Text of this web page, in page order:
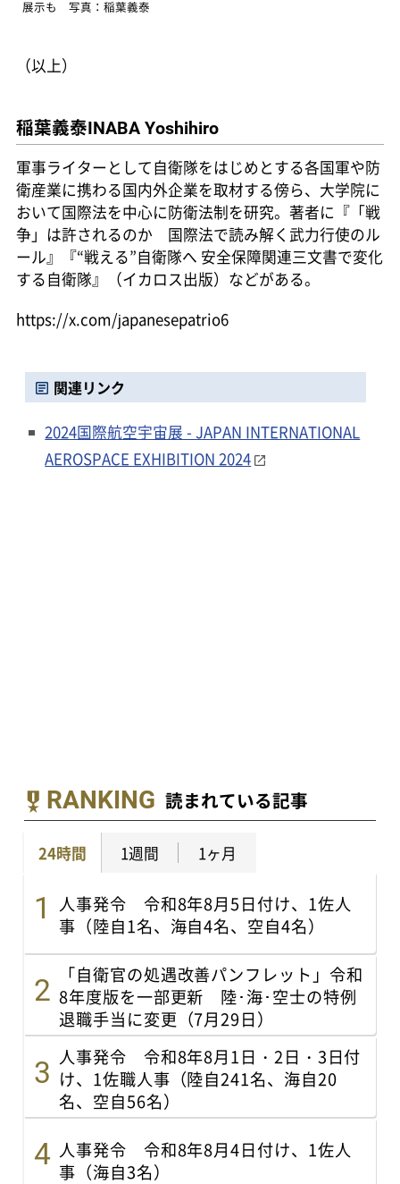
展示も 写真：稲葉義泰
（以上）
稲葉義泰INABA Yoshihiro
軍事ライターとして自衛隊をはじめとする各国軍や防
衛産業に携わる国内外企業を取材する傍ら、大学院に
おいて国際法を中心に防衛法制を研究。著者に『「戦
争」は許されるのか 国際法で読み解く武力行使のル
ール』『“戦える”自衛隊へ 安全保障関連三文書で変化
する自衛隊』（イカロス出版）などがある。
https://x.com/japanesepatrio6
関連リンク
2024国際航空宇宙展 - JAPAN INTERNATIONAL
AEROSPACE EXHIBITION 2024
RANKING 読まれている記事
24時間 1週間 1ヶ月
人事発令 令和8年8月5日付け、1佐人
事（陸自1名、海自4名、空自4名）
「自衛官の処遇改善パンフレット」令和
8年度版を一部更新 陸･海･空士の特例
退職手当に変更（7月29日）
人事発令 令和8年8月1日・2日・3日付
け、1佐職人事（陸自241名、海自20
名、空自56名）
人事発令 令和8年8月4日付け、1佐人
事（海自3名）